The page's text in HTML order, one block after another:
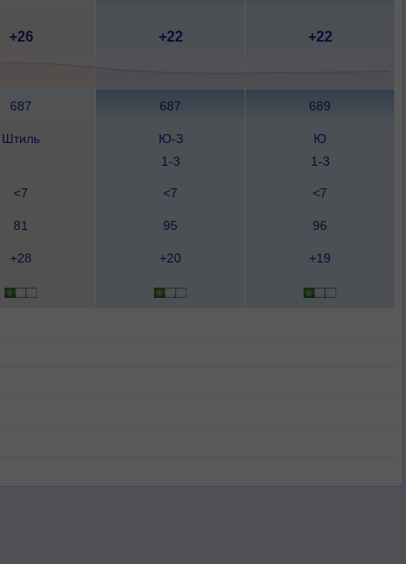
+26 +22 +22
687 687 689
Штиль
Ю-З
1-3
Ю
1-3
<7 <7 <7
81 95 96
+28 +20 +19